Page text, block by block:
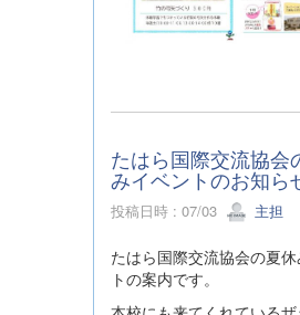
たはら国際交流協会
みイベントのお知ら
投稿日時 : 07/03 主担
たはら国際交流協会の夏
トの案内です。